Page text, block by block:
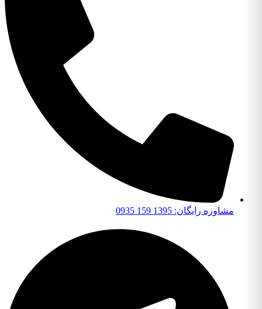
مشاوره رایگان: 1395 159 0935